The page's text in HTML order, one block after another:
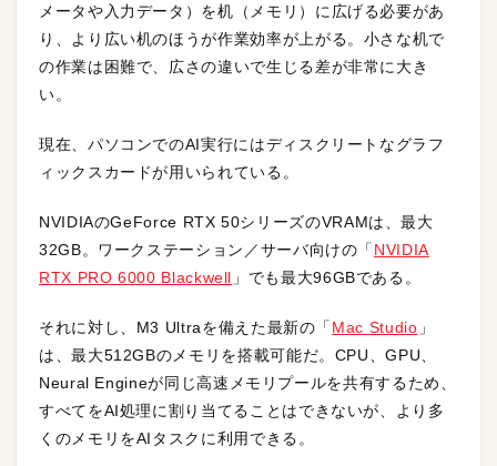
メータや入力データ）を机（メモリ）に広げる必要があ
り、より広い机のほうが作業効率が上がる。小さな机で
の作業は困難で、広さの違いで生じる差が非常に大き
い。
現在、パソコンでのAI実行にはディスクリートなグラフ
ィックスカードが用いられている。
NVIDIAのGeForce RTX 50シリーズのVRAMは、最大
32GB。ワークステーション／サーバ向けの「 NVIDIA
RTX PRO 6000 Blackwell 」でも最大96GBである。
それに対し、M3 Ultraを備えた最新の「 Mac Studio 」
は、最大512GBのメモリを搭載可能だ。CPU、GPU、
Neural Engineが同じ高速メモリプールを共有するため、
すべてをAI処理に割り当てることはできないが、より多
くのメモリをAIタスクに利用できる。